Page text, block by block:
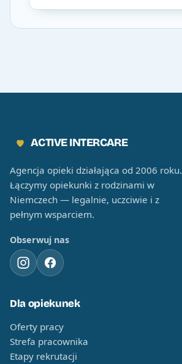
ACTIVE INTERCARE
Agencja opieki działająca od 2006 roku.
Łączymy opiekunki z rodzinami w
Niemczech — legalnie, uczciwie i z
pełnym wsparciem.
Obserwuj nas
Dla opiekunek
Oferty pracy
Strefa pracownika
Etapy rekrutacji